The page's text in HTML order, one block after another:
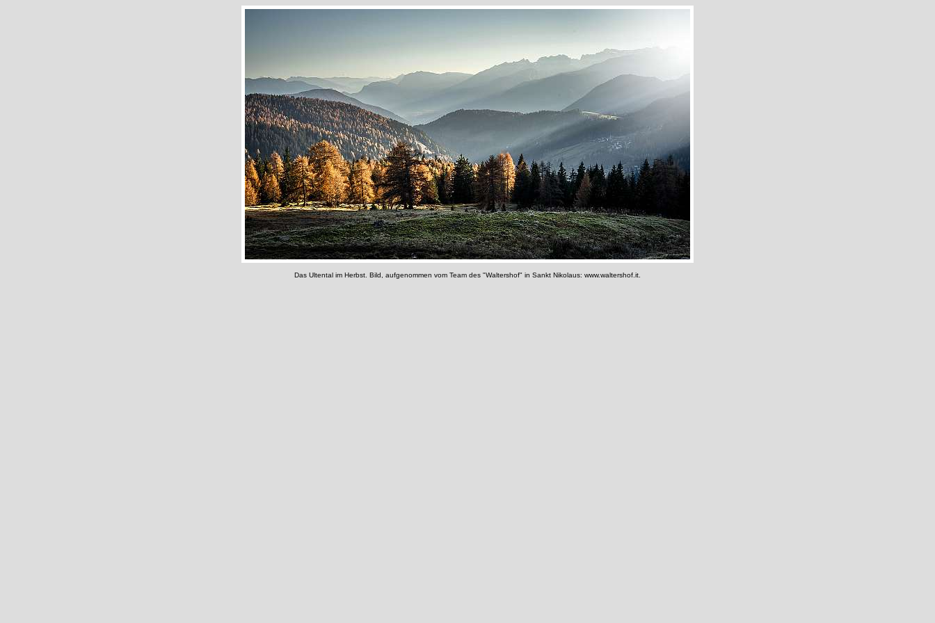
Das Ultental im Herbst. Bild, aufgenommen vom Team des "Waltershof" in Sankt Nikolaus: www.waltershof.it.